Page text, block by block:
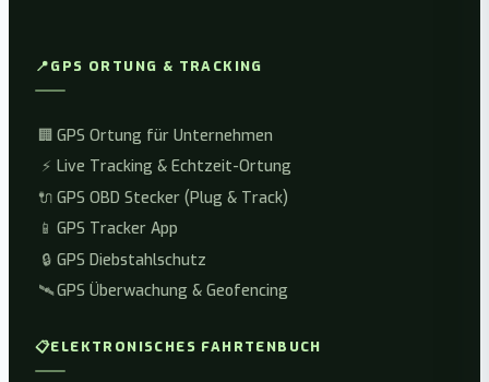
📍GPS ORTUNG & TRACKING
🏢 GPS Ortung für Unternehmen
⚡ Live Tracking & Echtzeit-Ortung
🔌 GPS OBD Stecker (Plug & Track)
📱 GPS Tracker App
🔒 GPS Diebstahlschutz
🛰️GPS Überwachung & Geofencing
📋ELEKTRONISCHES FAHRTENBUCH